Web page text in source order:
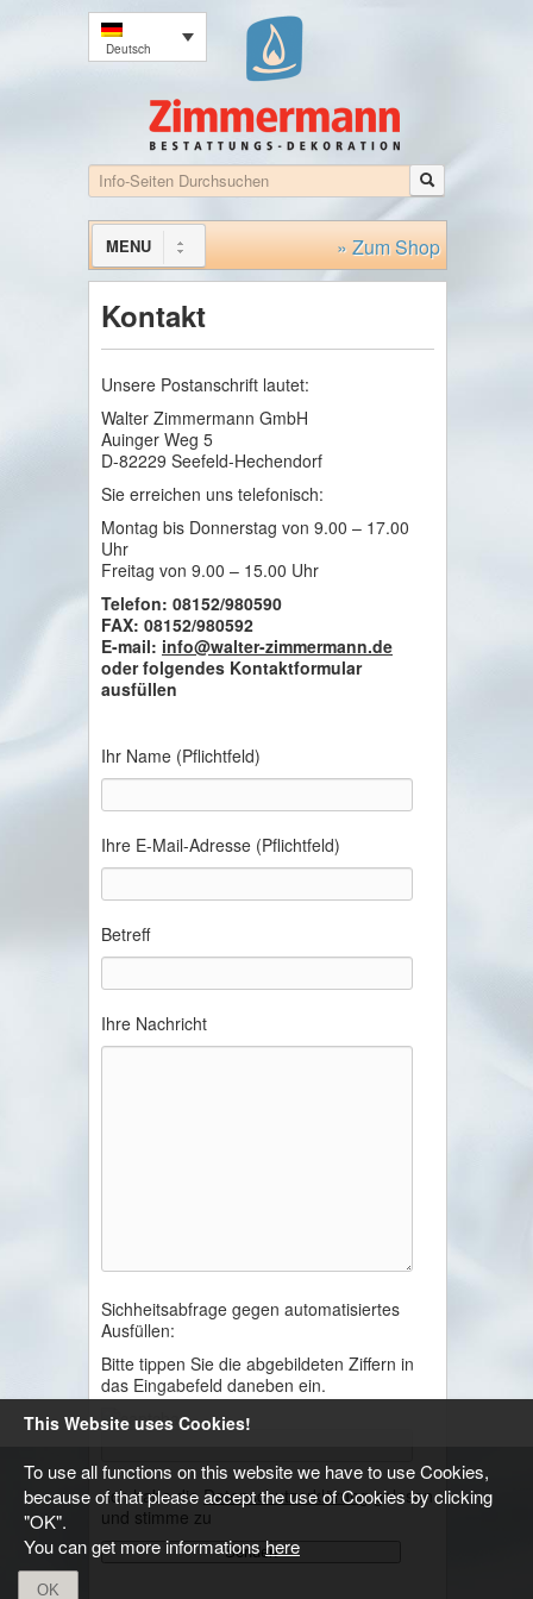
Deutsch
MENU » Zum Shop
Kontakt
Unsere Postanschrift lautet:
Walter Zimmermann GmbH
Auinger Weg 5
D-82229 Seefeld-Hechendorf
Sie erreichen uns telefonisch:
Montag bis Donnerstag von 9.00 – 17.00
Uhr
Freitag von 9.00 – 15.00 Uhr
Telefon: 08152/980590
FAX: 08152/980592
E-mail: info@walter-zimmermann.de
oder folgendes Kontaktformular
ausfüllen
Ihr Name (Pflichtfeld)
Ihre E-Mail-Adresse (Pflichtfeld)
Betreff
Ihre Nachricht
Sichheitsabfrage gegen automatisiertes
Ausfüllen:
Bitte tippen Sie die abgebildeten Ziffern in
das Eingabefeld daneben ein.
Ich habe die Datenschutzerklärunggelesen
und stimme zu
This Website uses Cookies!
To use all functions on this website we have to use Cookies,
because of that please accept the use of Cookies by clicking
"OK".
You can get more informationshere
OK